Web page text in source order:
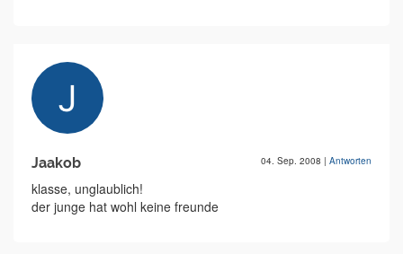
Jaakob 04. Sep. 2008 | Antworten
klasse, unglaublich!
der junge hat wohl keine freunde